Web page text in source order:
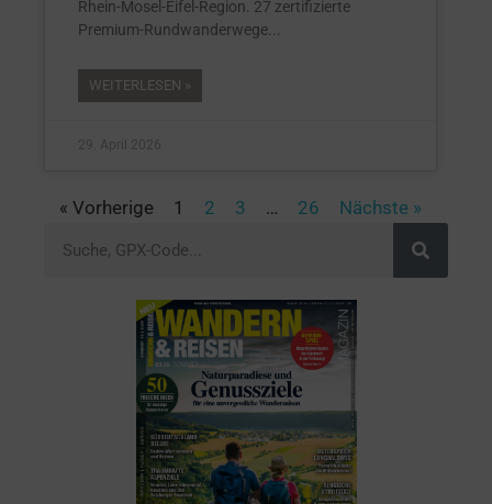
Rhein-Mosel-Eifel-Region. 27 zertifizierte
Premium-Rundwanderwege
WEITERLESEN »
29. April 2026
« Vorherige 1 2 3 … 26 Nächste »